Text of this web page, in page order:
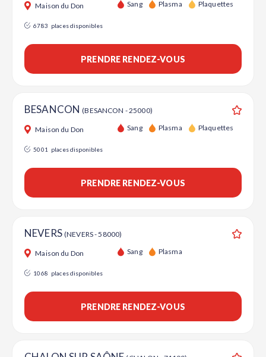
Maison du Don Sang Plasma Plaquettes
6783 places disponibles
PRENDRE RENDEZ-VOUS
BESANCON(BESANCON - 25000)
Maison du Don Sang Plasma Plaquettes
5001 places disponibles
PRENDRE RENDEZ-VOUS
NEVERS (NEVERS - 58000)
Maison du Don Sang Plasma
1068 places disponibles
PRENDRE RENDEZ-VOUS